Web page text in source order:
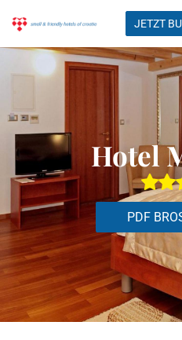
JETZT
Hotel
PDF